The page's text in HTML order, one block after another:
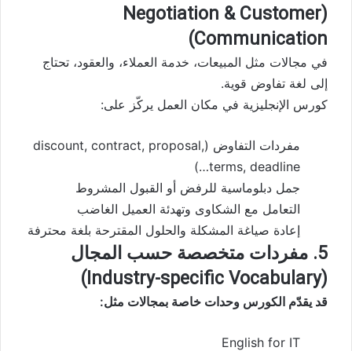
(Negotiation & Customer
Communication)
في مجالات مثل المبيعات، خدمة العملاء، والعقود، تحتاج
إلى لغة تفاوض قوية.
كورس الإنجليزية في مكان العمل يركّز على:
مفردات التفاوض (discount, contract, proposal,
terms, deadline…)
جمل دبلوماسية للرفض أو القبول المشروط
التعامل مع الشكاوى وتهدئة العميل الغاضب
إعادة صياغة المشكلة والحلول المقترحة بلغة محترفة
5. مفردات متخصصة حسب المجال
(Industry-specific Vocabulary)
قد يقدّم الكورس وحدات خاصة بمجالات مثل:
English for IT